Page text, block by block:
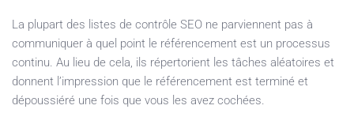
La plupart des listes de contrôle SEO ne parviennent pas à
communiquer à quel point le référencement est un processus
continu. Au lieu de cela, ils répertorient les tâches aléatoires et
donnent l’impression que le référencement est terminé et
dépoussiéré une fois que vous les avez cochées.